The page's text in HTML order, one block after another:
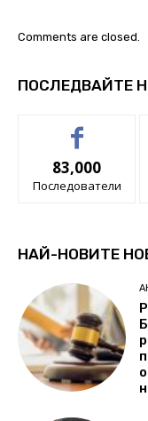
Comments are closed.
ПОСЛЕДВАЙТЕ
83,000
Последователи
НАЙ-НОВИТЕ